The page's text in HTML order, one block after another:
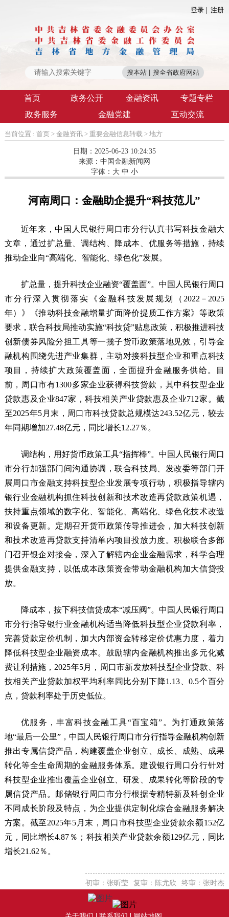
登录 注册
首页 政务公开 金融资讯
专题专栏
政务服务
金融党建 互动交流
当前位置 : 首页 > 金融资讯> 重要金融信息转载> 地方
日期：2025-06-23 10:24:35
来源： 中国金融新闻网
字体： 大 中 小
河南周口：金融助企提升“科技范儿”
近年来，中国人民银行周口市分行认真书写科技金融大
文章，通过扩总量、调结构、降成本、优服务等措施，持续
推动企业向“高端化、智能化、绿色化”发展。
扩总量，提升科技企业融资“覆盖面”。中国人民银行周口
市分行深入贯彻落实《金融科技发展规划（2022－2025
年）》《推动科技金融增量扩面降价提质工作方案》等政策
要求，联合科技局推动实施“科技贷”贴息政策，积极推进科技
创新债券风险分担工具等一揽子货币政策落地见效，引导金
融机构围绕先进产业集群，主动对接科技型企业和重点科技
项目，持续扩大政策覆盖面，全面提升金融服务供给。目
前，周口市有1300多家企业获得科技贷款，其中科技型企业
贷款惠及企业847家，科技相关产业贷款惠及企业712家。截
至2025年5月末，周口市科技贷款总规模达243.52亿元，较去
年同期增加27.48亿元，同比增长12.27％。
调结构，用好货币政策工具“指挥棒”。中国人民银行周口
市分行加强部门间沟通协调，联合科技局、发改委等部门开
展周口市金融支持科技型企业发展专项行动，积极指导辖内
银行业金融机构抓住科技创新和技术改造再贷款政策机遇，
扶持重点领域的数字化、智能化、高端化、绿色化技术改造
和设备更新。定期召开货币政策传导推进会，加大科技创新
和技术改造再贷款支持清单内项目投放力度。积极联合多部
门召开银企对接会，深入了解辖内企业金融需求，科学合理
提供金融支持，以低成本政策资金带动金融机构加大信贷投
放。
降成本，按下科技信贷成本“减压阀”。中国人民银行周口
市分行指导银行业金融机构适当降低科技型企业贷款利率，
完善贷款定价机制，加大内部资金转移定价优惠力度，着力
降低科技型企业融资成本。鼓励辖内金融机构推出多元化减
费让利措施，2025年5月，周口市新发放科技型企业贷款、科
技相关产业贷款加权平均利率同比分别下降1.13、0.5个百分
点，贷款利率处于历史低位。
优服务，丰富科技金融工具“百宝箱”。为打通政策落
地“最后一公里”，中国人民银行周口市分行指导金融机构创新
推出专属信贷产品，构建覆盖企业创立、成长、成熟、成果
转化等全生命周期的金融服务体系。建设银行周口分行针对
科技型企业推出覆盖企业创立、研发、成果转化等阶段的专
属信贷产品。邮储银行周口市分行根据专精特新及科创企业
不同成长阶段及特点，为企业提供定制化综合金融服务解决
方案。截至2025年5月末，周口市科技型企业贷款余额152亿
元，同比增长4.87％；科技相关产业贷款余额129亿元，同比
增长21.62％。
初审：张昕莹 复审：陈尤欣 终审：张时杰